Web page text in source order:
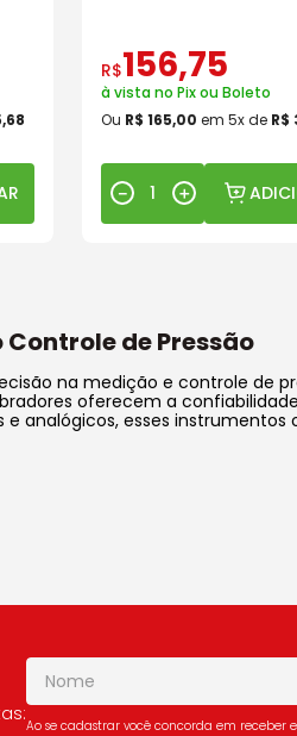
,68
R$156,75
à vista no Pix ou Boleto
Ou R$ 165,00 em 5x de R$
＋
－
de Pressão
na medição e controle de
oferecem a
analógicos, esses
Ao se cadastrar você concorda em receber